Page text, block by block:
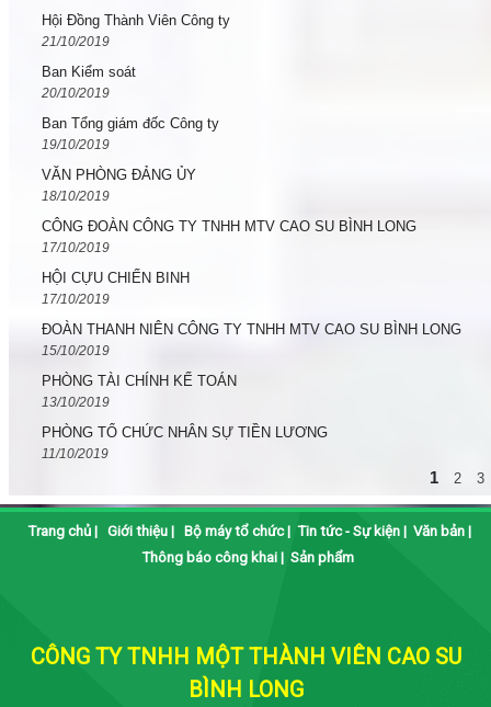
Hội Đồng Thành Viên Công ty
21/10/2019
Ban Kiểm soát
20/10/2019
Ban Tổng giám đốc Công ty
19/10/2019
VĂN PHÒNG ĐẢNG ỦY
18/10/2019
CÔNG ĐOÀN CÔNG TY TNHH MTV CAO SU BÌNH LONG
17/10/2019
HỘI CỰU CHIẾN BINH
17/10/2019
ĐOÀN THANH NIÊN CÔNG TY TNHH MTV CAO SU BÌNH LONG
15/10/2019
PHÒNG TÀI CHÍNH KẾ TOÁN
13/10/2019
PHÒNG TỔ CHỨC NHÂN SỰ TIỀN LƯƠNG
11/10/2019
1 2 3
Trang chủ| Giới thiệu| Bộ máy tổ chức| Tin tức - Sự kiện| Văn bản|
Thông báo công khai| Sản phẩm
CÔNG TY TNHH MỘT THÀNH VIÊN CAO SU
BÌNH LONG